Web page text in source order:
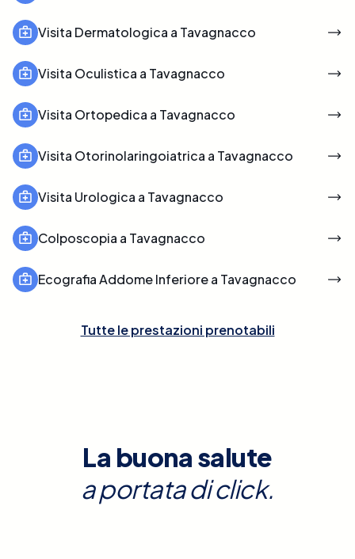
Visita Dermatologica a Tavagnacco
Visita Oculistica a Tavagnacco
Visita Ortopedica a Tavagnacco
Visita Otorinolaringoiatrica a Tavagnacco
Visita Urologica a Tavagnacco
Colposcopia a Tavagnacco
Ecografia Addome Inferiore a Tavagnacco
Tutte le prestazioni prenotabili
La buona salute
a portata di click.